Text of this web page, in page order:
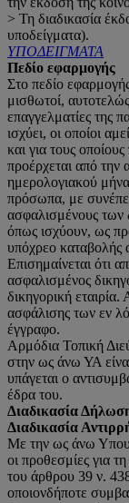
> Τη διαδικασία
υποδείγματα).
ΥΠΟΔΕΙΓΜΑΤΑ
Πεδίο εφαρμογής
Στο πεδίο
μισθωτοί,
επαγγελματίες της
ισχύει, οι οποίοι
και για τους
προέρχεται από την
ημερολογιακού
πρόσωπα, με
ασφαλισμένους των
όπως ισχύουν, ως
υπόχρεο καταβολής
Επισημαίνεται ότι
ασφαλισμένος
δικηγορική εταιρία.
ασφάλισης των εν
έγγραφο.
Αρμόδια Τοπική
στην ως άνω ΥΑ
υπάγεται ο
έδρα του.
Διαδικασία
Διαδικασία
Με την ως άνω
οι προθεσμίες για
του άρθρου 39 ν.
οποιονδήποτε